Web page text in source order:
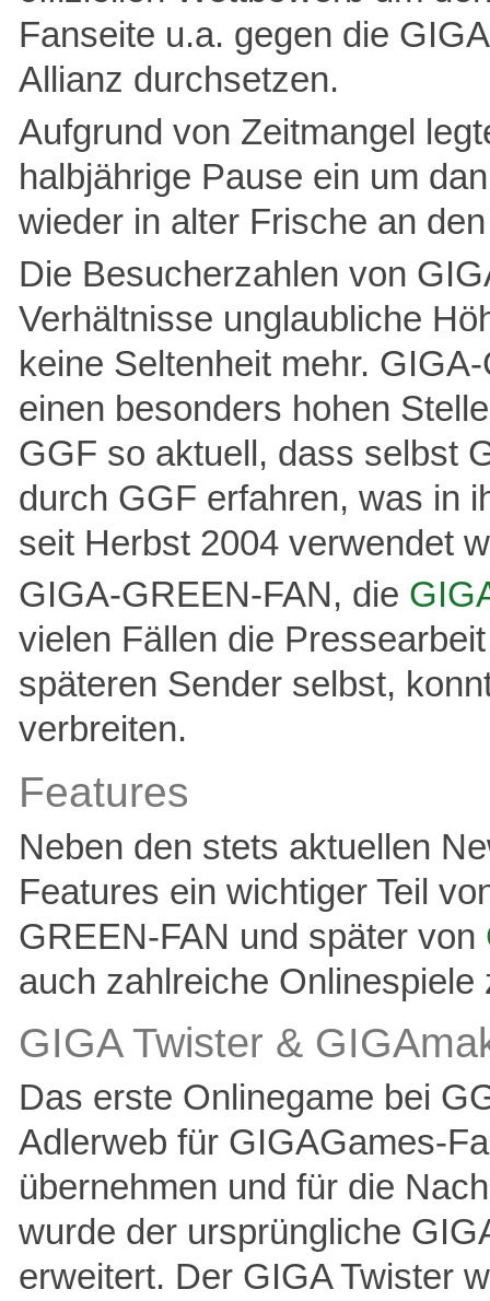
Fanseite u.a. gegen die
Allianz durchsetzen.
Aufgrund von Zeitmangel
halbjährige Pause ein um
wieder in alter Frische an
Die Besucherzahlen von
Verhältnisse unglaubliche
keine Seltenheit mehr.
einen besonders hohen
GGF so aktuell, dass selbst
durch GGF erfahren, was in
seit Herbst 2004 verwendet
GIGA-GREEN-FAN, die
vielen Fällen die
späteren Sender selbst,
verbreiten.
Features
Neben den stets aktuellen
Features ein wichtiger Teil
GREEN-FAN und später von
auch zahlreiche Onlinespiele
GIGA Twister &
Das erste Onlinegame bei
Adlerweb für GIGAGames-
übernehmen und für die
wurde der ursprüngliche
erweitert. Der GIGA Twister